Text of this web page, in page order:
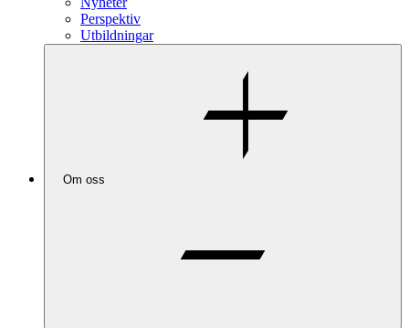
Perspektiv
Utbildningar
Om oss